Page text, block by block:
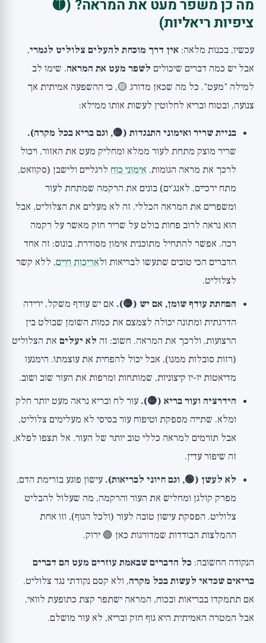
מה כן משפר מעט את המראה? (🟡
ציפיות ריאליות)
עכשיו, בכנות מלאה: אין דרך מוכחת להעלים צלוליט לגמרי,
אבל יש כמה דברים שיכולים לשפר מעט את המראה. שימו לב
למילה "מעט". כל מה שכאן מדורג 🟡, כי ההשפעה אמיתית אך
צנועה, ובטוח ובריא לחלוטין לעשות אותו ממילא:
בניית שריר ואימוני התנגדות (🟡, וגם בריא בכל מקרה).
שריר מוצק מתחת לעור ממלא ומחליק מעט את האזור, ויכול
לרכך את מראה הגומות. אימוני כוח לרגליים ולישבן (סקוואט,
מתח ירכיים, לאנג'ים) בונים את הרקמה שמתחת לעור
ומשפרים את המראה הכללי. זה לא מעלים את הצלוליט, אבל
הוא נראה לרוב פחות בולט על שריר חזק מאשר על רקמה
רכה. אפשר להתחיל מתוכנית אימון מסודרת. בונוס: זה אחד
הדברים הכי טובים שתעשו לבריאות ולאריכות חיים, ללא קשר
לצלוליט.
הפחתת עודף שומן, אם יש (🟡). אם יש עודף משקל, ירידה
הדרגתית ומתונה יכולה לצמצם את כמות השומן שבולט בין
הרצועות, ולרכך את המראה. חשוב: זה לא יעלים את הצלוליט
(רזות סובלות ממנו), אבל יכול להפחית את עוצמתו. הימנעו
מדיאטות יו-יו קיצוניות, שמותחות ומרפות את העור שוב ושוב.
הידרציה ועור בריא (🟡). עור לח ובריא נראה מעט יותר חלק
ומלא. שתייה מספקת וטיפוח עור בסיסי לא מעלימים צלוליט,
אבל תורמים למראה כללי טוב יותר של העור. אל תצפו לפלא,
זה שיפור עדין.
לא לעשן (🟢, וגם חיוני לבריאות). עישון פוגע בזרימת הדם,
מפרק קולגן ומחליש את העור והרקמה, מה שעלול להבליט
צלוליט. הפסקת עישון טובה לעור (ולכל הגוף), וזו אחת
ההמלצות הבודדות שמדורגות כאן 🟢 ירוק.
הנקודה החשובה: כל הדברים שבאמת עוזרים מעט הם דברים
בריאים שכדאי לעשות בכל מקרה, ולא קסם נקודתי נגד צלוליט.
אם תתמקדו בבריאות ובכוח, המראה ישתפר קצת כתופעת לוואי,
אבל המטרה האמיתית היא גוף חזק ובריא, לא עור מושלם.